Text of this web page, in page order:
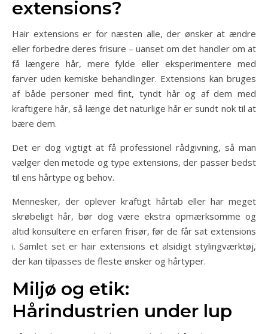
extensions?
Hair extensions er for næsten alle, der ønsker at ændre
eller forbedre deres frisure – uanset om det handler om at
få længere hår, mere fylde eller eksperimentere med
farver uden kemiske behandlinger. Extensions kan bruges
af både personer med fint, tyndt hår og af dem med
kraftigere hår, så længe det naturlige hår er sundt nok til at
bære dem.
Det er dog vigtigt at få professionel rådgivning, så man
vælger den metode og type extensions, der passer bedst
til ens hårtype og behov.
Mennesker, der oplever kraftigt hårtab eller har meget
skrøbeligt hår, bør dog være ekstra opmærksomme og
altid konsultere en erfaren frisør, før de får sat extensions
i. Samlet set er hair extensions et alsidigt stylingværktøj,
der kan tilpasses de fleste ønsker og hårtyper.
Miljø og etik:
Hårindustrien under lup